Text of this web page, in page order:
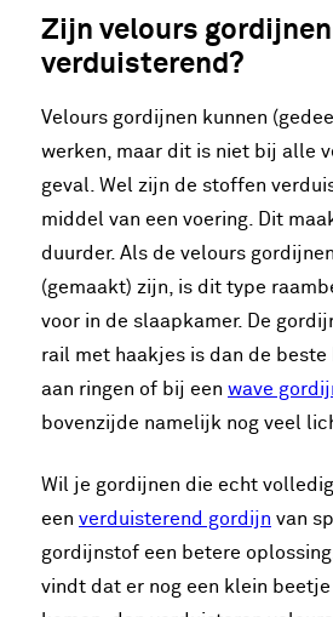
Zijn velours gordijnen
verduisterend?
Velours gordijnen kunnen
werken, maar dit is niet bij alle
geval. Wel zijn de stoffen
middel van een voering. Dit
duurder. Als de velours
(gemaakt) zijn, is dit type
voor in de slaapkamer. De
rail met haakjes is dan de beste
aan ringen of bij een wave
bovenzijde namelijk nog veel
Wil je gordijnen die echt
een verduisterend gordijn van
gordijnstof een betere
vindt dat er nog een klein